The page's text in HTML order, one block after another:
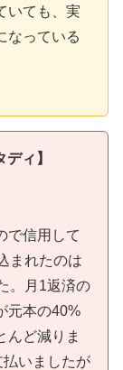
いても、実
なっている
ィ】
で信用して
まれたのは
。月1返済の
元本の40%
んど減りま
いましたが